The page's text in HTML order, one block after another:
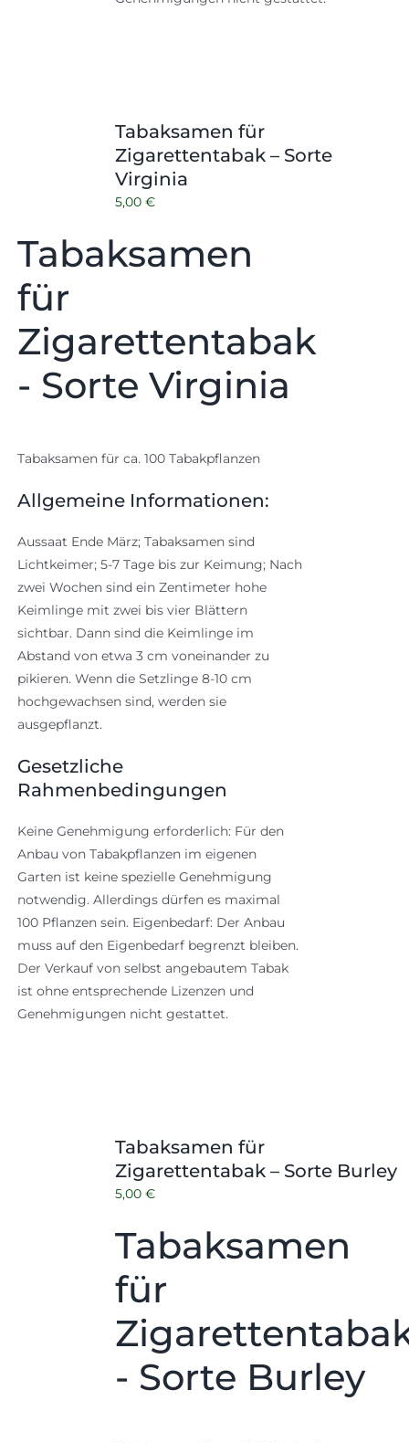
Tabaksamen für
Zigarettentabak – Sorte
Virginia
5,00 €
Tabaksamen
für
Zigarettentabak
- Sorte Virginia
Tabaksamen für ca. 100 Tabakpflanzen
Allgemeine Informationen:
Aussaat Ende März; Tabaksamen sind
Lichtkeimer; 5-7 Tage bis zur Keimung; Nach
zwei Wochen sind ein Zentimeter hohe
Keimlinge mit zwei bis vier Blättern
sichtbar. Dann sind die Keimlinge im
Abstand von etwa 3 cm voneinander zu
pikieren. Wenn die Setzlinge 8-10 cm
hochgewachsen sind, werden sie
ausgepflanzt.
Gesetzliche
Rahmenbedingungen
Keine Genehmigung erforderlich: Für den
Anbau von Tabakpflanzen im eigenen
Garten ist keine spezielle Genehmigung
notwendig. Allerdings dürfen es maximal
100 Pflanzen sein. Eigenbedarf: Der Anbau
muss auf den Eigenbedarf begrenzt bleiben.
Der Verkauf von selbst angebautem Tabak
ist ohne entsprechende Lizenzen und
Genehmigungen nicht gestattet.
Tabaksamen für
Zigarettentabak – Sorte Burley
5,00 €
Tabaksamen
für
- Sorte Burley